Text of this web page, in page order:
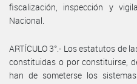
fiscalización, inspección y
Nacional.
ARTÍCULO 3°.- Los estatutos de
constituidas o por constituirse,
han de someterse los